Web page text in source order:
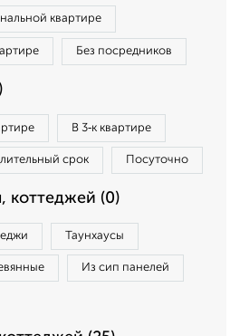
квартире
Без посредников
В 3‑к квартире
срок Посуточно
коттеджей (0)
Таунхаусы
Из сип панелей